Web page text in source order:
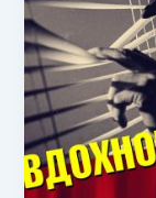
реальностью